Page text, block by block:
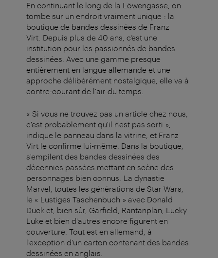
En continuant le long de la Löwengasse, on
tombe sur un endroit vraiment unique : la
boutique de bandes dessinées de Franz
Virt. Depuis plus de 40 ans, c’est une
institution pour les passionnés de bandes
dessinées. Avec une gamme presque
entièrement en langue allemande et une
approche délibérément nostalgique, elle va à
contre-courant de l'air du temps.
« Si vous ne trouvez pas un article chez nous,
c'est probablement qu'il n'est pas sorti »,
indique le panneau dans la vitrine, et Franz
Virt le confirme lui-même. Dans la boutique,
s'empilent des bandes dessinées des
décennies passées mettant en scène des
personnages bien connus. La dynastie
Marvel, toutes les générations de Star Wars,
le « Lustiges Taschenbuch » avec Donald
Duck et, bien sûr, Garfield, Rantanplan, Lucky
Luke et bien d'autres encore figurent en
couverture. Tout est en allemand, à
l'exception d'un carton contenant des bandes
dessinées en anglais.